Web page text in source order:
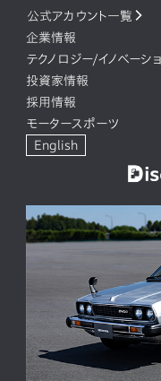
公式アカウント一覧
企業情報
テクノロジー/イノベーシ
投資家情報
採用情報
モータースポーツ
English